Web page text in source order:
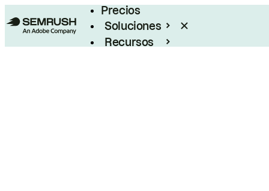
Precios
Soluciones
Recursos